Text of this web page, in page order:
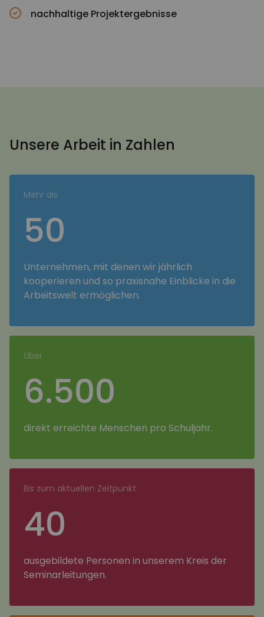
nachhaltige Projektergebnisse
Unsere Arbeit in Zahlen
Mehr als
50
Unternehmen, mit denen wir jährlich
kooperieren und so praxisnahe Einblicke in die
Arbeitswelt ermöglichen.
Über
6.500
direkt erreichte Menschen pro Schuljahr.
Bis zum aktuellen Zeitpunkt
40
ausgebildete Personen in unserem Kreis der
Seminarleitungen.